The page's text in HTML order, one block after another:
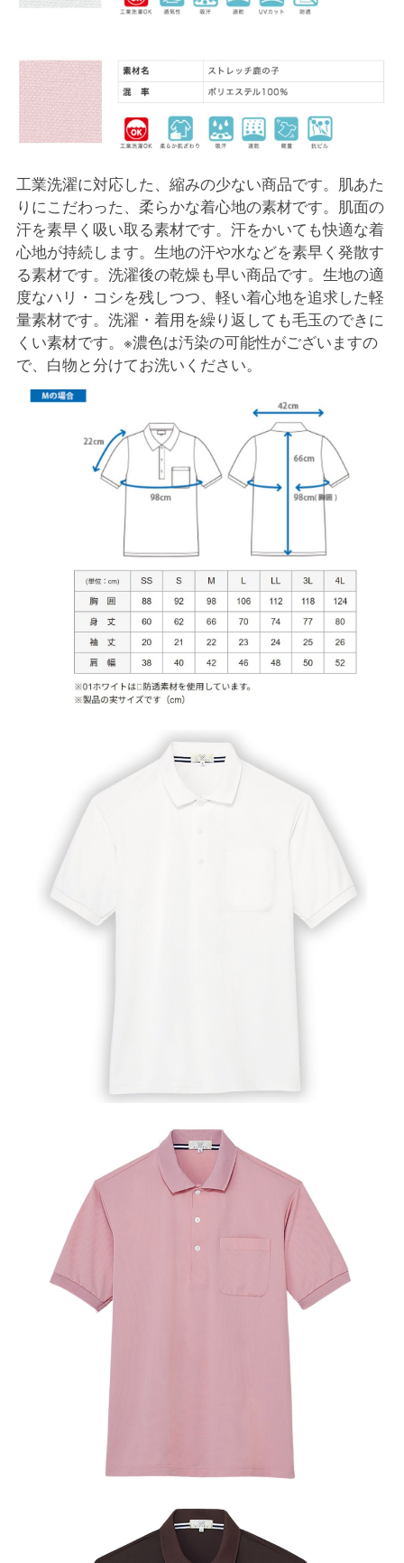
工業洗濯に対応した、縮みの少ない商品です。肌あた
りにこだわった、柔らかな着心地の素材です。肌面の
汗を素早く吸い取る素材です。汗をかいても快適な着
心地が持続します。生地の汗や水などを素早く発散す
る素材です。洗濯後の乾燥も早い商品です。生地の適
度なハリ・コシを残しつつ、軽い着心地を追求した軽
量素材です。洗濯・着用を繰り返しても毛玉のできに
くい素材です。※濃色は汚染の可能性がございますの
で、白物と分けてお洗いください。